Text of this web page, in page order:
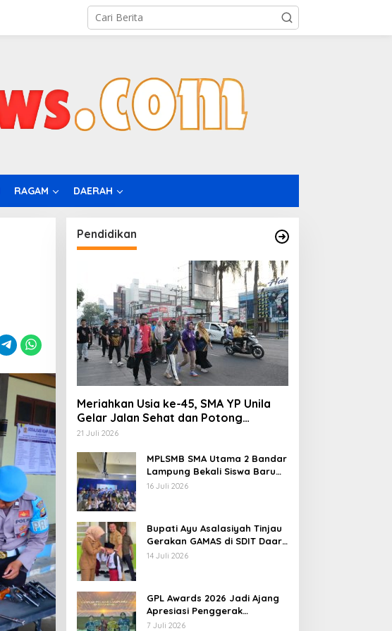
RAGAM DAERAH
Pendidikan
Meriahkan Usia ke-45, SMA YP Unila
Gelar Jalan Sehat dan Potong
Tumpeng
21 Juli 2026
MPLSMB SMA Utama 2 Bandar
Lampung Bekali Siswa Baru
Literasi Digital, Jurnalistik,
16 Juli 2026
Bupati Ayu Asalasiyah Tinjau
Gerakan GAMAS di SDIT Daar
‘Ilmi
14 Juli 2026
GPL Awards 2026 Jadi Ajang
Apresiasi Penggerak
Pendidikan Muda Lampung
7 Juli 2026